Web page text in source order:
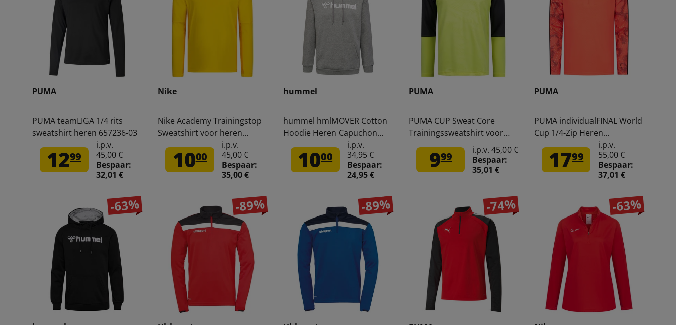
PUMA
PUMA teamLIGA 1/4 rits
sweatshirt heren 657236-03
1299
i.p.v.
45,00 €
Bespaar:
32,01 €
Nike
Nike Academy Trainingstop
Sweatshirt voor heren
DR1352-719
1000
i.p.v.
45,00 €
Bespaar:
35,00 €
hummel
hummel hmlMOVER Cotton
Hoodie Heren Capuchon
Sweatshirt 205591-2006
1000
i.p.v.
34,95 €
Bespaar:
24,95 €
PUMA
PUMA CUP Sweat Core
Trainingssweatshirt voor
heren 656021-16
999 i.p.v.45,00 €
Bespaar:
35,01 €
PUMA
PUMA individualFINAL World
Cup 1/4-Zip Heren
Sweatshirt 658213-48
1799
i.p.v.
55,00 €
Bespaar:
37,01 €
-63% -89% -89% -74% -63%